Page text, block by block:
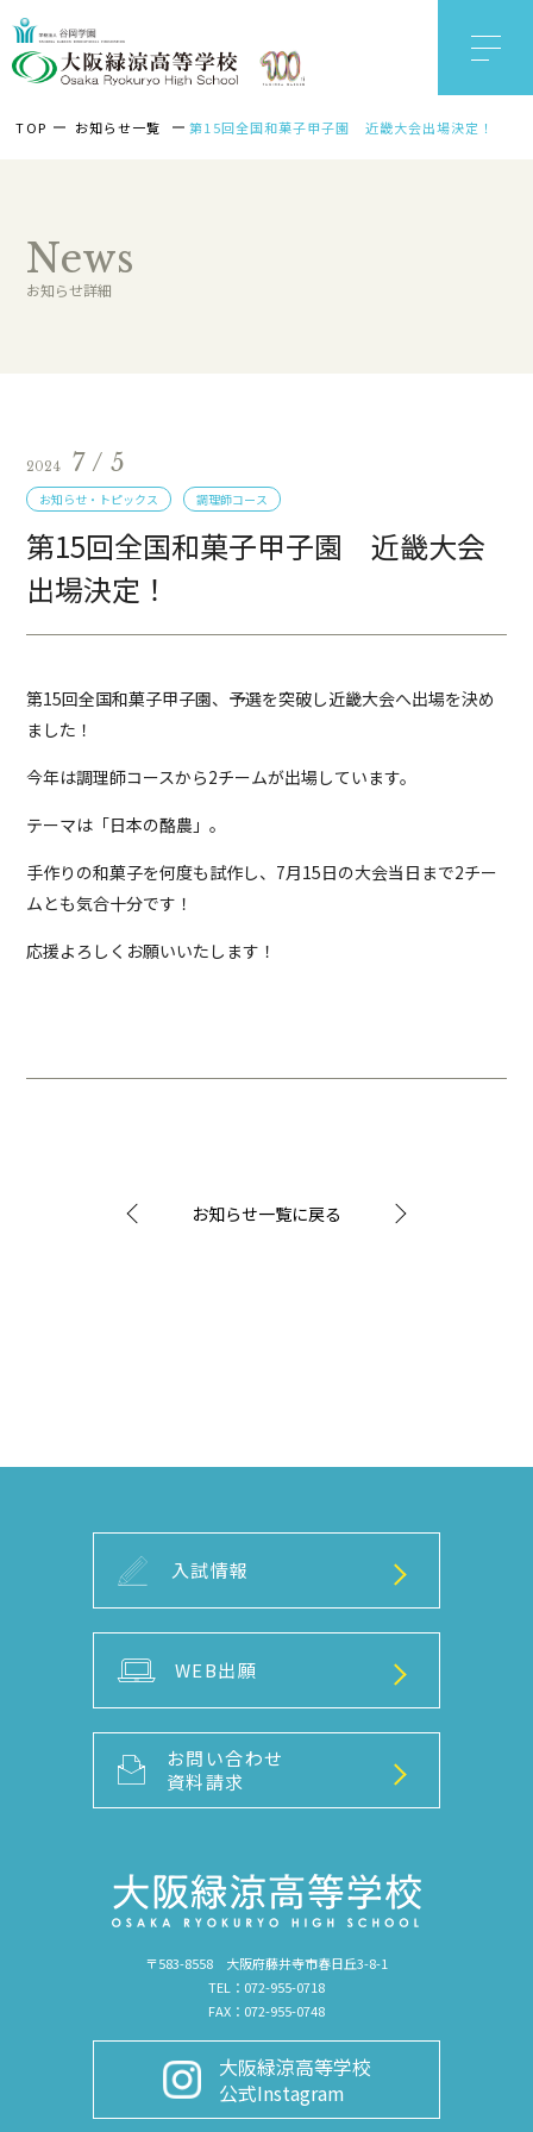
TOP お知らせ一覧 第15回全国和菓子甲子園 近畿大会出場決定！
News
お知らせ詳細
2024 7 / 5
お知らせ・トピックス 調理師コース
第15回全国和菓子甲子園 近畿大会
出場決定！
第15回全国和菓子甲子園、予選を突破し近畿大会へ出場を決め
ました！
今年は調理師コースから2チームが出場しています。
テーマは「日本の酪農」。
手作りの和菓子を何度も試作し、7月15日の大会当日まで2チー
ムとも気合十分です！
応援よろしくお願いいたします！
お知らせ一覧に戻る
〒583-8558 大阪府藤井寺市春日丘3-8-1
TEL：072-955-0718
FAX：072-955-0748
大阪緑涼高等学校
公式Instagram
入試情報
WEB出願
お問い合わせ
資料請求